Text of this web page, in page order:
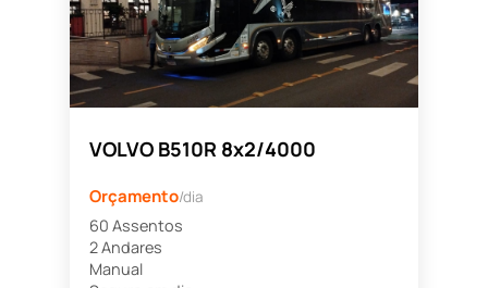
VOLVO B510R 8x2/4000
Orçamento/dia
60 Assentos
2 Andares
Manual